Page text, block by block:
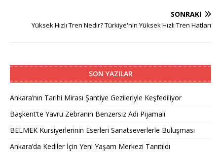
SONRAKI
Yüksek Hızlı Tren Nedir? Türkiye'nin Yüksek Hızlı Tren Hatları
SON YAZILAR
Ankara’nın Tarihi Mirası Şantiye Gezileriyle Keşfediliyor
Başkent’te Yavru Zebranın Benzersiz Adı Pijamalı
BELMEK Kursiyerlerinin Eserleri Sanatseverlerle Buluşması
Ankara’da Kediler İçin Yeni Yaşam Merkezi Tanıtıldı